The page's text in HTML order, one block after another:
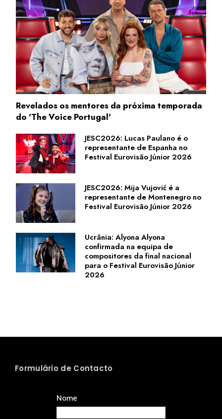
Revelados os mentores da próxima temporada
do 'The Voice Portugal'
JESC2026: Lucas Paulano é o
representante de Espanha no
Festival Eurovisão Júnior 2026
JESC2026: Mija Vujović é a
representante de Montenegro no
Festival Eurovisão Júnior 2026
Ucrânia: Alyona Alyona
confirmada na equipa de
compositores da final nacional
para o Festival Eurovisão Júnior
2026
Formulário de Contacto
Nome